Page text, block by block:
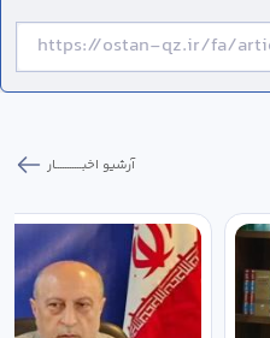
آرشیو اخبـــــــــــار